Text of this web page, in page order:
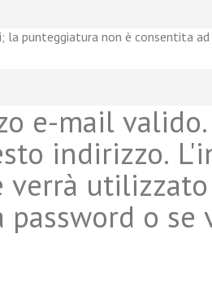
la punteggiatura non è consentita
e-mail
indirizzo.
verrà
password o